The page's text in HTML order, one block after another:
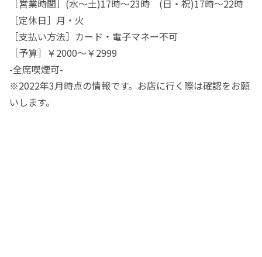
［営業時間］(水〜土)17時〜23時 (日・祝)17時〜22時
［定休日］月・火
［支払い方法］カード・電子マネー不可
［予算］￥2000〜￥2999
-全席喫煙可-
※2022年3月時点の情報です。お店に行く際は確認をお願
いします。